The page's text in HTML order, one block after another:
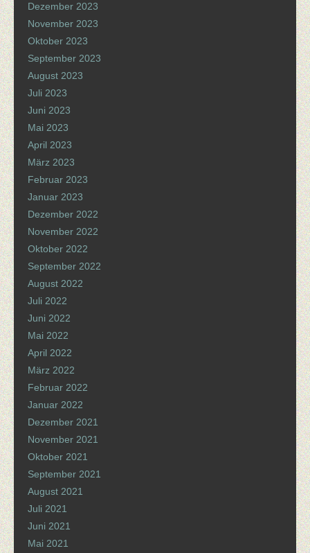
Dezember 2023
November 2023
Oktober 2023
September 2023
August 2023
Juli 2023
Juni 2023
Mai 2023
April 2023
März 2023
Februar 2023
Januar 2023
Dezember 2022
November 2022
Oktober 2022
September 2022
August 2022
Juli 2022
Juni 2022
Mai 2022
April 2022
März 2022
Februar 2022
Januar 2022
Dezember 2021
November 2021
Oktober 2021
September 2021
August 2021
Juli 2021
Juni 2021
Mai 2021